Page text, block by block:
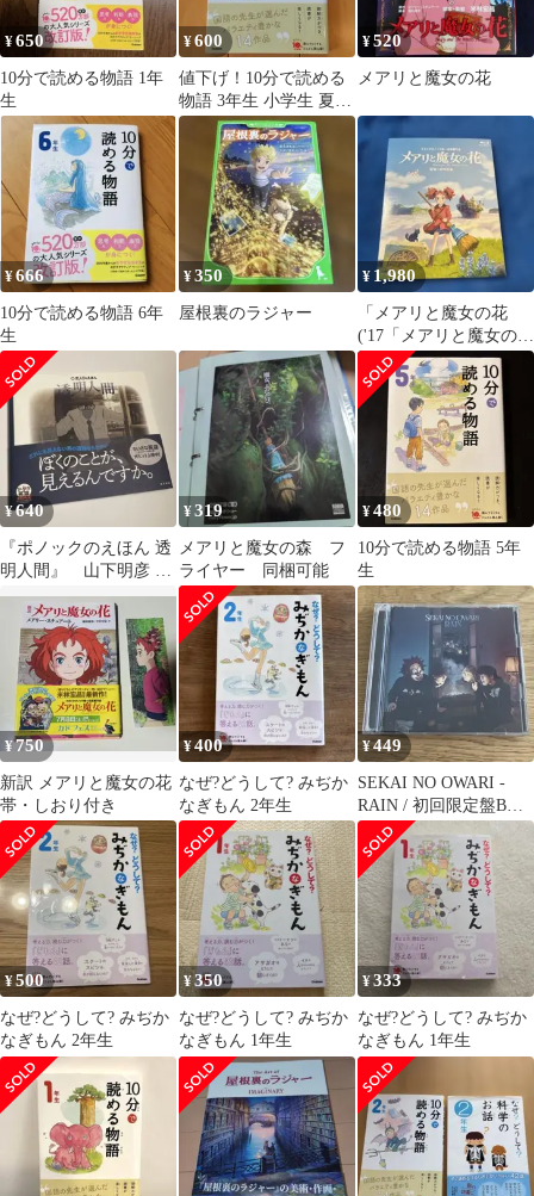
¥650
10分で読める物語 1年
生
¥600
値下げ！10分で読める
物語 3年生 小学生 夏休
み課題
¥520
メアリと魔女の花
¥666
10分で読める物語 6年
生
¥350
屋根裏のラジャー
¥ 1,980
「メアリと魔女の花
('17「メアリと魔女の
花」製作委員会)」Blu-
ray
¥640
『ポノックのえほん 透
明人間』 山下明彦 林
孝輔 スタジオポノッ
ク ちいさな英雄
¥319
メアリと魔女の森 フ
ライヤー 同梱可能
¥480
10分で読める物語 5年
生
¥750
新訳 メアリと魔女の花
帯・しおり付き
¥400
なぜ?どうして? みぢか
なぎもん 2年生
¥449
SEKAI NO OWARI -
RAIN / 初回限定盤B
CD+謎解きDVD
¥500
なぜ?どうして? みぢか
なぎもん 2年生
¥350
なぜ?どうして? みぢか
なぎもん 1年生
¥333
なぜ?どうして? みぢか
なぎもん 1年生